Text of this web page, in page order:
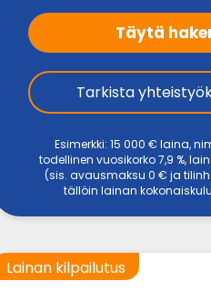
Täytä
Tarkista
Esimerkki: 15 000 € laina,
todellinen vuosikorko 7,9 %,
(sis. avausmaksu 0 € ja
tällöin lainan
Lainan kilpailutus